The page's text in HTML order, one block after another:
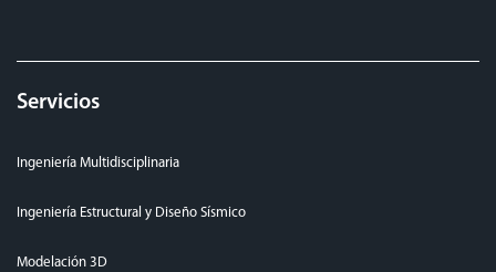
Servicios
Ingeniería Multidisciplinaria
Ingeniería Estructural y Diseño Sísmico
Modelación 3D